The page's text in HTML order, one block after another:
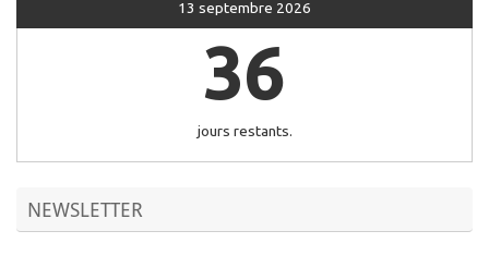
13 septembre 2026
36
jours restants.
NEWSLETTER